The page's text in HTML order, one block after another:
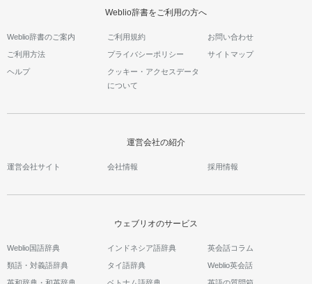
Weblio辞書をご利用の方へ
Weblio辞書のご案内 ご利用規約 お問い合わせ
ご利用方法 プライバシーポリシー サイトマップ
ヘルプ
クッキー・アクセスデータ
について
運営会社の紹介
運営会社サイト 会社情報 採用情報
ウェブリオのサービス
Weblio国語辞典
類語・対義語辞典
インドネシア語辞典
タイ語辞典
英会話コラム
Weblio英会話